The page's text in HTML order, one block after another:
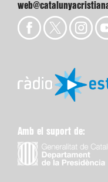
Amb el suport de: